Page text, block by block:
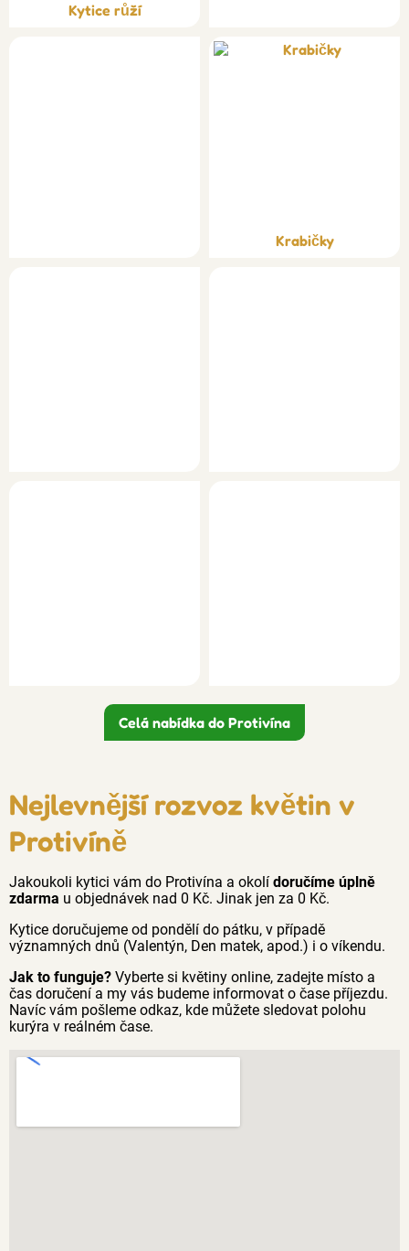
Kytice růží
Krabičky
Celá nabídka do Protivína
Nejlevnější rozvoz květin v
Protivíně
Jakoukoli kytici vám do Protivína a okolí doručíme úplně
zdarma u objednávek nad 0 Kč. Jinak jen za 0 Kč.
Kytice doručujeme od pondělí do pátku, v případě
významných dnů (Valentýn, Den matek, apod.) i o víkendu.
Jak to funguje? Vyberte si květiny online, zadejte místo a
čas doručení a my vás budeme informovat o čase příjezdu.
Navíc vám pošleme odkaz, kde můžete sledovat polohu
kurýra v reálném čase.